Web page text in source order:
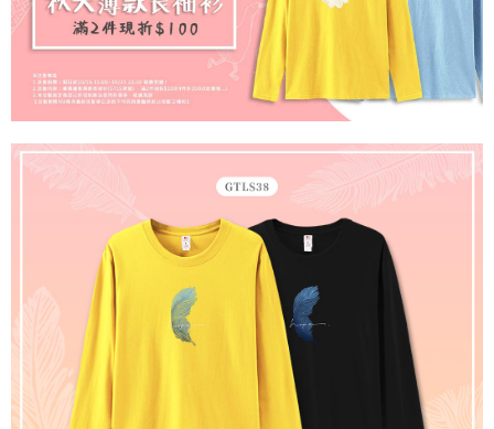
【注意事項】
１．透過由恩沛科技股份有限公司提供之「AFTEE先享後付」服務完成之交
易，需依本服務之必要範圍內提供個人資料，並將交易相關給付款項請求債
權轉讓予恩沛科技股份有限公司。
２．關於個人資料處理事宜，請瀏覽以下網址：
https://aftee.tw/terms/#terms3
４．使用「AFTEE先享後付」時，將依據個別帳號之用戶狀況，依本公司即
時審查核予不同之上限額度；若仍有額度不足之情形，本公司將視審查結果
請求用戶進行身份認證。
５．嚴禁一人註冊多個帳號或使用他人資訊註冊。若發現惡意使用之情形，
恩沛科技股份有限公司將有權停止該用戶之使用額度並採取法律行動。
宅配
每筆NT$65，滿NT$899(含以上)免運費